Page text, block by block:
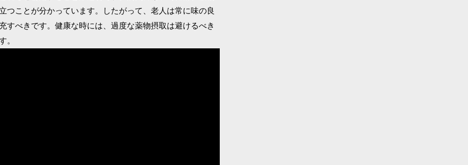
つことが分かっています。したがって、老人は常に味の良
すべきです。健康な時には、過度な薬物摂取は避けるべき
。